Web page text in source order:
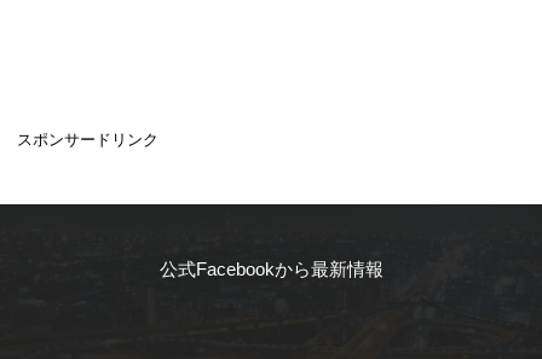
スポンサードリンク
公式Facebookから最新情報